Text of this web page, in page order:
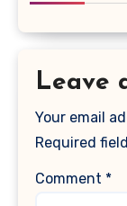
Leave
Your email
Required
Comment *